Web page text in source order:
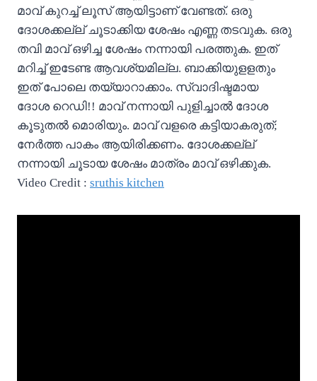
മാവ് കുറച്ച് ലൂസ് ആയിട്ടാണ് വേണ്ടത്. ഒരു
ദോശക്കല്ല് ചൂടാക്കിയ ശേഷം എണ്ണ തടവുക. ഒരു
തവി മാവ് ഒഴിച്ച ശേഷം നന്നായി പരത്തുക. ഇത്
മറിച്ച് ഇടേണ്ട ആവശ്യമില്ല. ബാക്കിയുളളതും
ഇത് പോലെ തയ്യാറാക്കാം. സ്വാദിഷ്ടമായ
ദോശ റെഡി!! മാവ് നന്നായി പുളിച്ചാൽ ദോശ
കൂടുതൽ മൊരിയും. മാവ് വളരെ കട്ടിയാകരുത്;
നേർത്ത പാകം ആയിരിക്കണം. ദോശക്കല്ല്
നന്നായി ചൂടായ ശേഷം മാത്രം മാവ് ഒഴിക്കുക.
Video Credit : sruthis kitchen